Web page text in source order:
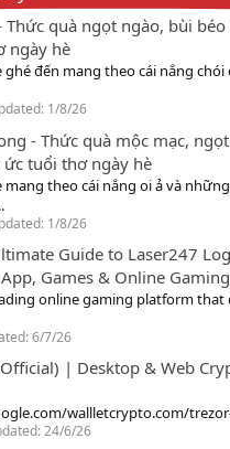
Thức quà ngọt ngào, bùi
ngày hè
ghé đến mang theo cái nắng chói
1/8/26
- Thức quà mộc mạc,
tuổi thơ ngày hè
mang theo cái nắng oi ả và
1/8/26
Guide to Laser247
Games & Online
online gaming platform that
6/7/26
| Desktop & Web
wallletcrypto.com/
24/6/26